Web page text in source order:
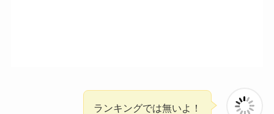
ランキングでは無いよ！